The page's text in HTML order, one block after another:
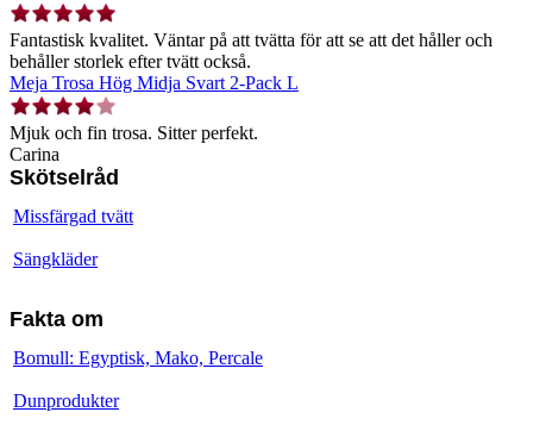
Fantastisk kvalitet. Väntar på att tvätta för att se att det håller och
behåller storlek efter tvätt också.
Meja Trosa Hög Midja Svart 2-Pack L
Mjuk och fin trosa. Sitter perfekt.
Carina
Skötselråd
Missfärgad tvätt
Sängkläder
Fakta om
Bomull: Egyptisk, Mako, Percale
Dunprodukter